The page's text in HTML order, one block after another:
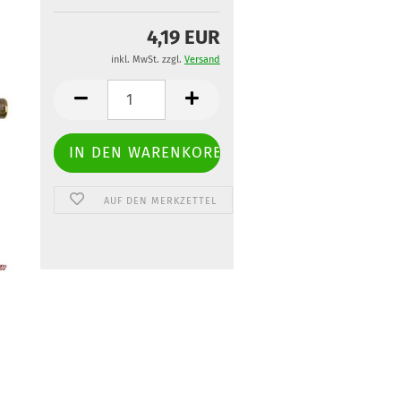
4,19 EUR
inkl. MwSt. zzgl. Versand
AUF DEN MERKZETTEL